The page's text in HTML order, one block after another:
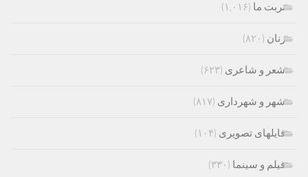
تربت ما (۱,۰۱۶)
زنان (۸۲۰)
شعر و شاعری (۶۲۳)
شهر و شهرداری (۸۱۷)
فایلهای تصویری (۱۰۴)
فیلم و سینما (۳۳۰)